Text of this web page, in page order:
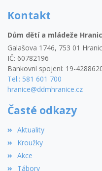
Kontakt
Dům dětí a mládeže
Galašova 1746, 753 01
IČ: 60782196
Bankovní spojení: 19-
Tel.: 581 601 700
hranice@ddmhranice.cz
Časté odkazy
Aktuality
Kroužky
Akce
Tábory